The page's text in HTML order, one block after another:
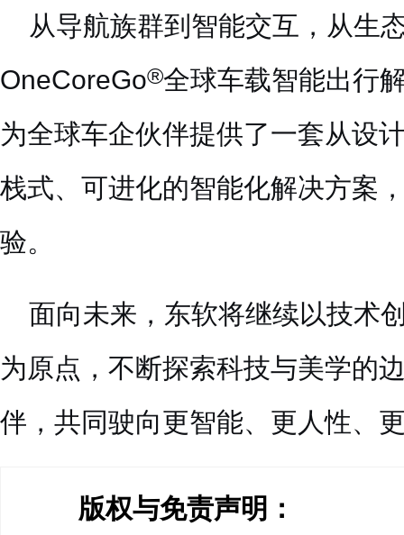
从导航族群到智能交互，从生
OneCoreGo®全球车载智能出行
为全球车企伙伴提供了一套从设
栈式、可进化的智能化解决方案
验。
面向未来，东软将继续以技术
为原点，不断探索科技与美学的
伴，共同驶向更智能、更人性、
版权与免责声明：